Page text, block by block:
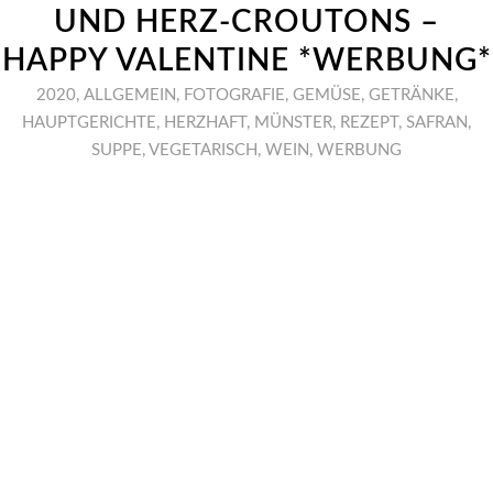
UND HERZ-CROUTONS –
HAPPY VALENTINE *WERBUNG*
2020, ALLGEMEIN , FOTOGRAFIE, GEMÜSE, GETRÄNKE,
HAUPTGERICHTE, HERZHAFT , MÜNSTER, REZEPT , SAFRAN ,
SUPPE, VEGETARISCH , WEIN , WERBUNG